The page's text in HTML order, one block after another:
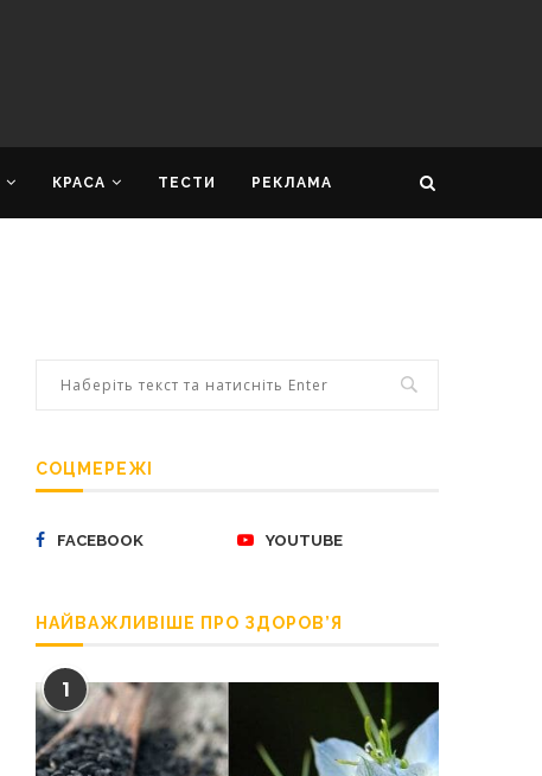
КРАСА ТЕСТИ РЕКЛАМА
СОЦМЕРЕЖІ
FACEBOOK YOUTUBE
НАЙВАЖЛИВІШЕ ПРО ЗДОРОВ’Я
1